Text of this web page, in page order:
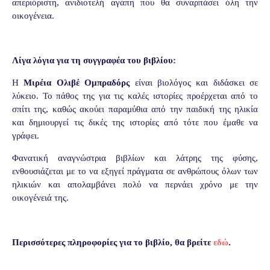
απεριόριστη, ανιδιοτελή αγάπη που θα συναρπάσει όλη την
οικογένεια.
Λίγα λόγια για τη συγγραφέα του βιβλίου:
ΗΜιρέια Ολιβέ Ομπραδόρςείναι βιολόγος και διδάσκει σε
λύκειο. Το πάθος της για τις καλές ιστορίες προέρχεται από το
σπίτι της, καθώς ακούει παραμύθια από την παιδική της ηλικία
και δημιουργεί τις δικές της ιστορίες από τότε που έμαθε να
γράφει.
Φανατική αναγνώστρια βιβλίων και λάτρης της φύσης,
ενθουσιάζεται με το να εξηγεί πράγματα σε ανθρώπους όλων των
ηλικιών και απολαμβάνει πολύ να περνάει χρόνο με την
οικογένειά της.
Περισσότερες πληροφορίες για το βιβλίο, θα βρείτε εδώ.